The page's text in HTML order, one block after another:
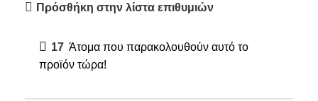
Πρόσθήκη στην λίστα επιθυμιών
17 Άτομα που παρακολουθούν αυτό το
προϊόν τώρα!